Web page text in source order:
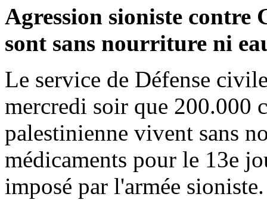
Agression sioniste contre
sont sans nourriture ni
Le service de Défense
mercredi soir que 200.000
palestinienne vivent sans
médicaments pour le 13e
imposé par l'armée sioniste.